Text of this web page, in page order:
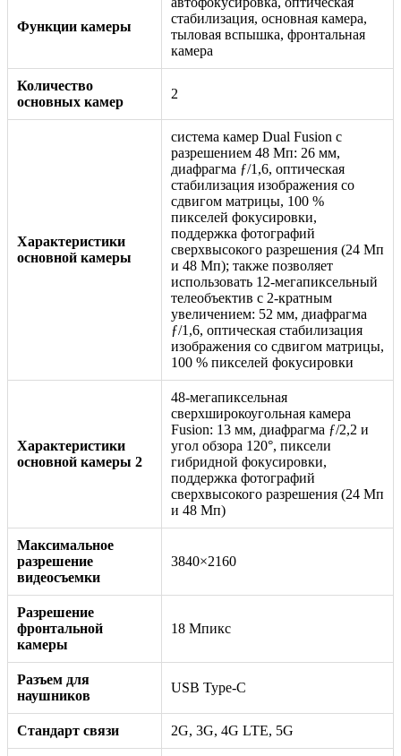
Функции камеры
стабилизация, основная камера,
тыловая вспышка, фронтальная
камера
Количество
основных камер
2
Характеристики
основной камеры
система камер Dual Fusion с
разрешением 48 Мп: 26 мм,
диафрагма ƒ/1,6, оптическая
стабилизация изображения со
сдвигом матрицы, 100 %
пикселей фокусировки,
поддержка фотографий
сверхвысокого разрешения (24 Мп
и 48 Мп); также позволяет
использовать 12-мегапиксельный
телеобъектив с 2-кратным
увеличением: 52 мм, диафрагма
ƒ/1,6, оптическая стабилизация
изображения со сдвигом матрицы,
100 % пикселей фокусировки
Характеристики
основной камеры 2
48-мегапиксельная
сверхширокоугольная камера
Fusion: 13 мм, диафрагма ƒ/2,2 и
угол обзора 120°, пиксели
гибридной фокусировки,
поддержка фотографий
сверхвысокого разрешения (24 Мп
и 48 Мп)
Максимальное
разрешение
видеосъемки
3840×2160
Разрешение
фронтальной
камеры
18 Мпикс
Разъем для
наушников
USB Type-C
Стандарт связи 2G, 3G, 4G LTE, 5G